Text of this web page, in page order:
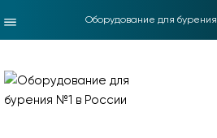
Оборудование для бурения